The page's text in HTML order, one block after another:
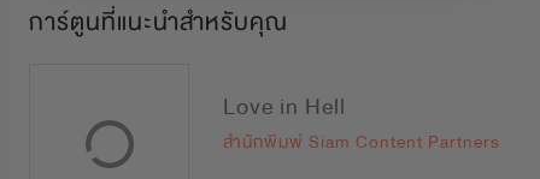
การ์ตูนที่แนะนำสำหรับคุณ
Love in Hell
สำนักพิมพ์ Siam Content Partners